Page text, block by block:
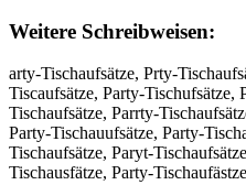
Weitere Schreibweisen:
arty-Tischaufsätze, Prty-
Tiscaufsätze, Party-Tischufsätze,
Tischaufsätze, Parrty-
Party-Tischauufsätze, Party-
Tischaufsätze, Paryt-
Tischausfätze, Party-